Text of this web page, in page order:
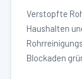
Verstopfte
Haushalten
Blockaden